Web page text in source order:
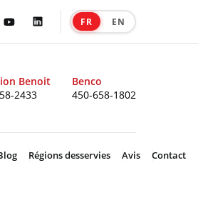
YoutubeLinkedIn FR | EN
Benoit
2433
Benco
450-658-1802
Régions desservies Avis Contact